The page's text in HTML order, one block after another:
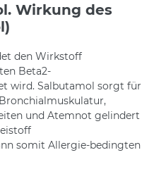
Wirkung des
den Wirkstoff
Beta2-
wird. Salbutamol sorgt für
und Atemnot gelindert
somit Allergie-bedingten